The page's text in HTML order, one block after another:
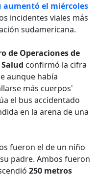
el miércoles
incidentes viales más
sudamericana.
de Operaciones de
confirmó la cifra
aunque había
más cuerpos'
el bus accidentado
en la arena de una
fueron el de un niño
padre. Ambos fueron
250 metros